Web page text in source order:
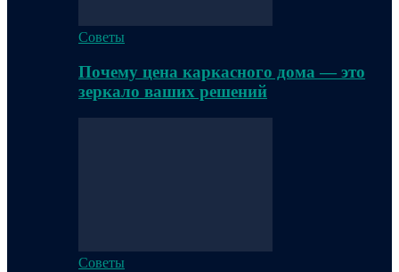
Советы
Почему цена каркасного дома — это
зеркало ваших решений
Советы